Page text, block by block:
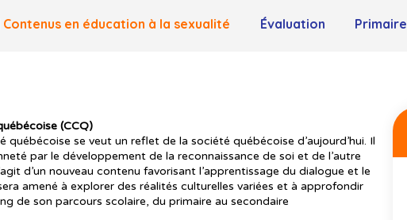
Contenus en éducation à la sexualité Évaluation Primaire
(CCQ)
se veut un reflet de la société québécoise d’aujourd’hui. Il
par le développement de la reconnaissance de soi et de l’autre
d’un nouveau contenu favorisant l’apprentissage du dialogue et le
amené à explorer des réalités culturelles variées et à approfondir
de son parcours scolaire, du primaire au secondaire